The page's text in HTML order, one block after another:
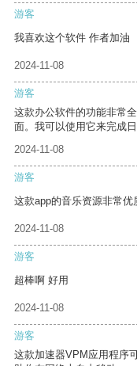
游客
我喜欢这个软件 作者加油
2024-11-08
游客
这款办公软件的功能非常
面。我可以使用它来完成
2024-11-08
游客
这款app的音乐资源非常优
2024-11-08
游客
超棒啊 好用
2024-11-08
游客
这款加速器VPM应用程序